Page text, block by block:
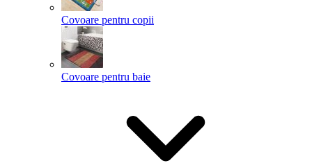
Covoare pentru copii
Covoare pentru baie